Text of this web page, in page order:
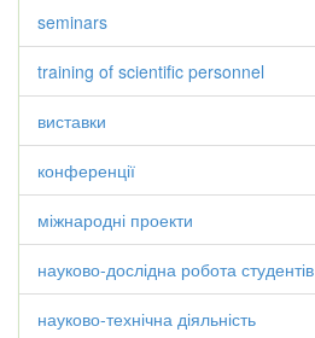
seminars
training of scientific personnel
виставки
конференції
міжнародні проекти
науково-дослідна робота студентів
науково-технічна діяльність